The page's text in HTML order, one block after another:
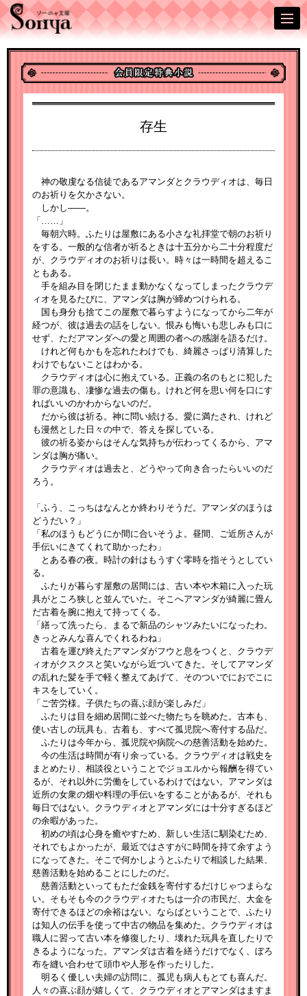
存生
神の敬虔なる信徒であるアマンダとクラウディオは、毎日
のお祈りを欠かさない。
しかし――。
「……」
毎朝六時。ふたりは屋敷にある小さな礼拝堂で朝のお祈り
をする。一般的な信者が祈るときは十五分から二十分程度だ
が、クラウディオのお祈りは長い。時々は一時間を超えるこ
ともある。
手を組み目を閉じたまま動かなくなってしまったクラウデ
ィオを見るたびに、アマンダは胸が締めつけられる。
国も身分も捨てこの屋敷で暮らすようになってから二年が
経つが、彼は過去の話をしない。恨みも悔いも悲しみも口に
せず、ただアマンダへの愛と周囲の者への感謝を語るだけ。
けれど何もかもを忘れたわけでも、綺麗さっぱり清算した
わけでもないことはわかる。
クラウディオは心に抱えている。正義の名のもとに犯した
罪の意識も、凄惨な過去の傷も。けれど何を思い何を口にす
ればいいのかわからないのだ。
だから彼は祈る。神に問い続ける。愛に満たされ、けれど
も漫然とした日々の中で、答えを探している。
彼の祈る姿からはそんな気持ちが伝わってくるから、アマ
ンダは胸が痛い。
クラウディオは過去と、どうやって向き合ったらいいのだ
ろう。
「ふう、こっちはなんとか終わりそうだ。アマンダのほうは
どうだい？」
「私のほうもどうにか間に合いそうよ。昼間、ご近所さんが
手伝いにきてくれて助かったわ」
とある春の夜。時計の針はもうすぐ零時を指そうとしてい
る。
ふたりが暮らす屋敷の居間には、古い本や木箱に入った玩
具がところ狭しと並んでいた。そこへアマンダが綺麗に畳ん
だ古着を腕に抱えて持ってくる。
「繕って洗ったら、まるで新品のシャツみたいになったわ。
きっとみんな喜んでくれるわね」
古着を運び終えたアマンダがフウと息をつくと、クラウデ
ィオがクスクスと笑いながら近づいてきた。そしてアマンダ
の乱れた髪を手で軽く整えてあげて、そのついでにおでこに
キスをしていく。
「ご苦労様。子供たちの喜ぶ顔が楽しみだ」
ふたりは目を細め居間に並べた物たちを眺めた。古本も、
使い古しの玩具も、古着も、すべて孤児院へ寄付する品だ。
ふたりは今年から、孤児院や病院への慈善活動を始めた。
今の生活は時間が有り余っている。クラウディオは戦史を
まとめたり、相談役ということでジョエルから報酬を得てい
るが、それ以外に労働をしているわけではない。アマンダは
近所の女衆の畑や料理の手伝いをすることがあるが、それも
毎日ではない。クラウディオとアマンダには十分すぎるほど
の余暇があった。
初めの頃は心身を癒やすため、新しい生活に馴染むため、
それでもよかったが、最近ではさすがに時間を持て余すよう
になってきた。そこで何かしようとふたりで相談した結果、
慈善活動を始めることにしたのだ。
慈善活動といってもただ金銭を寄付するだけじゃつまらな
い。そもそも今のクラウディオたちは一介の市民だ、大金を
寄付できるほどの余裕はない。ならばということで、ふたり
は知人の伝手を使って中古の物品を集めた。クラウディオは
職人に習って古い本を修復したり、壊れた玩具を直したりで
きるようになった。アマンダは古着を繕うだけでなく、ぼろ
布を縫い合わせて頭巾や人形を作ったりした。
明るく優しい夫婦の訪問に、孤児も病人もとても喜んだ。
人々の喜ぶ顔が嬉しくて、クラウディオとアマンダはますま